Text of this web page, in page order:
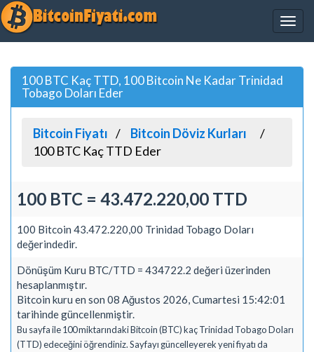
100 BTC Kaç TTD, 100 Bitcoin Ne Kadar Trinidad
Tobago Doları Eder
Bitcoin Fiyatı
Bitcoin Döviz Kurları
100 BTC Kaç TTD Eder
100 BTC = 43.472.220,00 TTD
100 Bitcoin 43.472.220,00 Trinidad Tobago Doları
değerindedir.
Dönüşüm Kuru BTC/TTD = 434722.2 değeri üzerinden
hesaplanmıştır.
Bitcoin kuru en son 08 Ağustos 2026, Cumartesi 15:42:01
tarihinde güncellenmiştir.
Bu sayfa ile 100 miktarındaki Bitcoin (BTC) kaç Trinidad Tobago Doları
(TTD) edeceğini öğrendiniz. Sayfayı güncelleyerek yeni fiyatı da